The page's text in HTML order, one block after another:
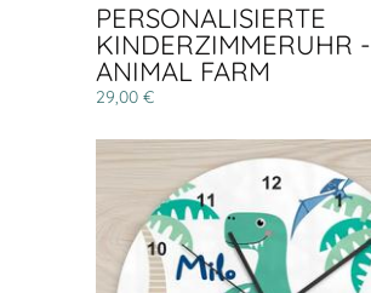
PERSONALISIERTE
KINDERZIMMERUHR -
ANIMAL FARM
29,00 €